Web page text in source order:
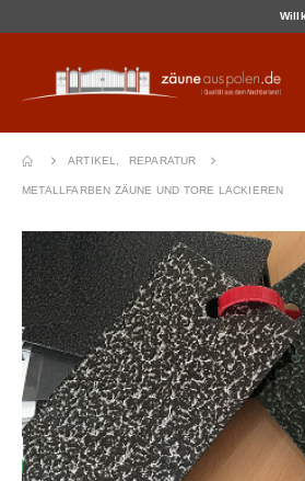
ARTIKEL REPARATUR
METALLFARBEN ZÄUNE UND TORE LACKIEREN